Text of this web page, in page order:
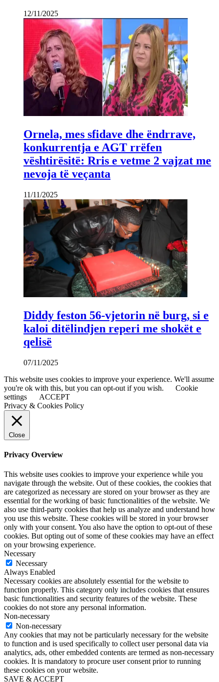
12/11/2025
Ornela, mes sfidave dhe ëndrrave,
konkurrentja e AGT rrëfen
vështirësitë: Rris e vetme 2 vajzat me
nevoja të veçanta
11/11/2025
Diddy feston 56-vjetorin në burg, si e
kaloi ditëlindjen reperi me shokët e
qelisë
07/11/2025
This website uses cookies to improve your experience. We'll assume
you're ok with this, but you can opt-out if you wish.
Cookie
settings
ACCEPT
Privacy & Cookies Policy
Close
Privacy Overview
This website uses cookies to improve your experience while you
navigate through the website. Out of these cookies, the cookies that
are categorized as necessary are stored on your browser as they are
essential for the working of basic functionalities of the website. We
also use third-party cookies that help us analyze and understand how
you use this website. These cookies will be stored in your browser
only with your consent. You also have the option to opt-out of these
cookies. But opting out of some of these cookies may have an effect
on your browsing experience.
Necessary
Necessary
Always Enabled
Necessary cookies are absolutely essential for the website to
function properly. This category only includes cookies that ensures
basic functionalities and security features of the website. These
cookies do not store any personal information.
Non-necessary
Non-necessary
Any cookies that may not be particularly necessary for the website
to function and is used specifically to collect user personal data via
analytics, ads, other embedded contents are termed as non-necessary
cookies. It is mandatory to procure user consent prior to running
these cookies on your website.
SAVE & ACCEPT